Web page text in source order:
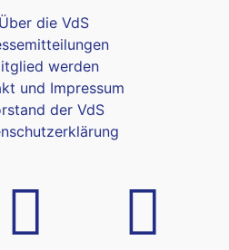
Über die VdS
werden
und Impressum
der VdS